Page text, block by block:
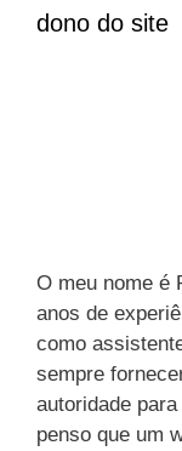
p
e
dono do site
O meu nome é
anos de
como
sempre
autoridade
penso que um